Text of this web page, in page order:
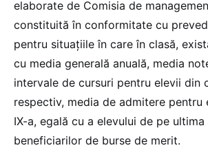
elaborate de Comisia de
constituită în conformitate cu
pentru situațiile în care în clasă,
cu media generală anuală, media
intervale de cursuri pentru elevii din
respectiv, media de admitere pentru
IX-a, egală cu a elevului de pe
beneficiarilor de burse de merit.